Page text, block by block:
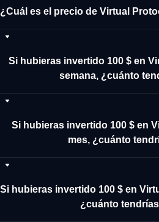
¿Cuál es el precio de Virtual
Si hubieras invertido 100 $ en
semana, ¿cuánto
Si hubieras invertido 100 $ en
mes, ¿cuánto
Si hubieras invertido 100 $ en
¿cuánto